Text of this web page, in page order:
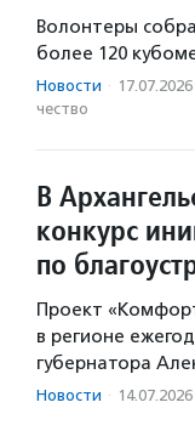
Волонтеры
более 120
Новости · 17.07.2026
чест­во
В
конкурс
по
Проект
в регионе
губернатора
Новости · 14.07.2026